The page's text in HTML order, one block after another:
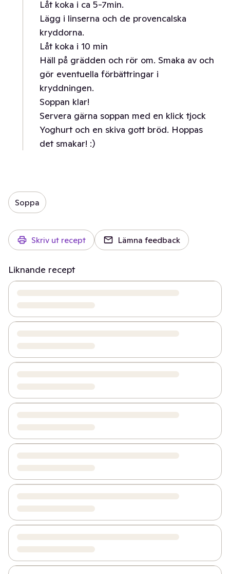
Låt koka i ca 5-7min.
Lägg i linserna och de provencalska
kryddorna.
Låt koka i 10 min
Häll på grädden och rör om. Smaka av och
gör eventuella förbättringar i
kryddningen.
Soppan klar!
Servera gärna soppan med en klick tjock
Yoghurt och en skiva gott bröd. Hoppas
det smakar! :)
Soppa
Skriv ut recept Lämna feedback
Liknande recept